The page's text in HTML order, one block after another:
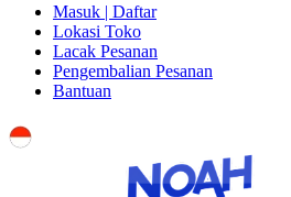
Masuk | Daftar
Lokasi Toko
Lacak Pesanan
Pengembalian Pesanan
Bantuan